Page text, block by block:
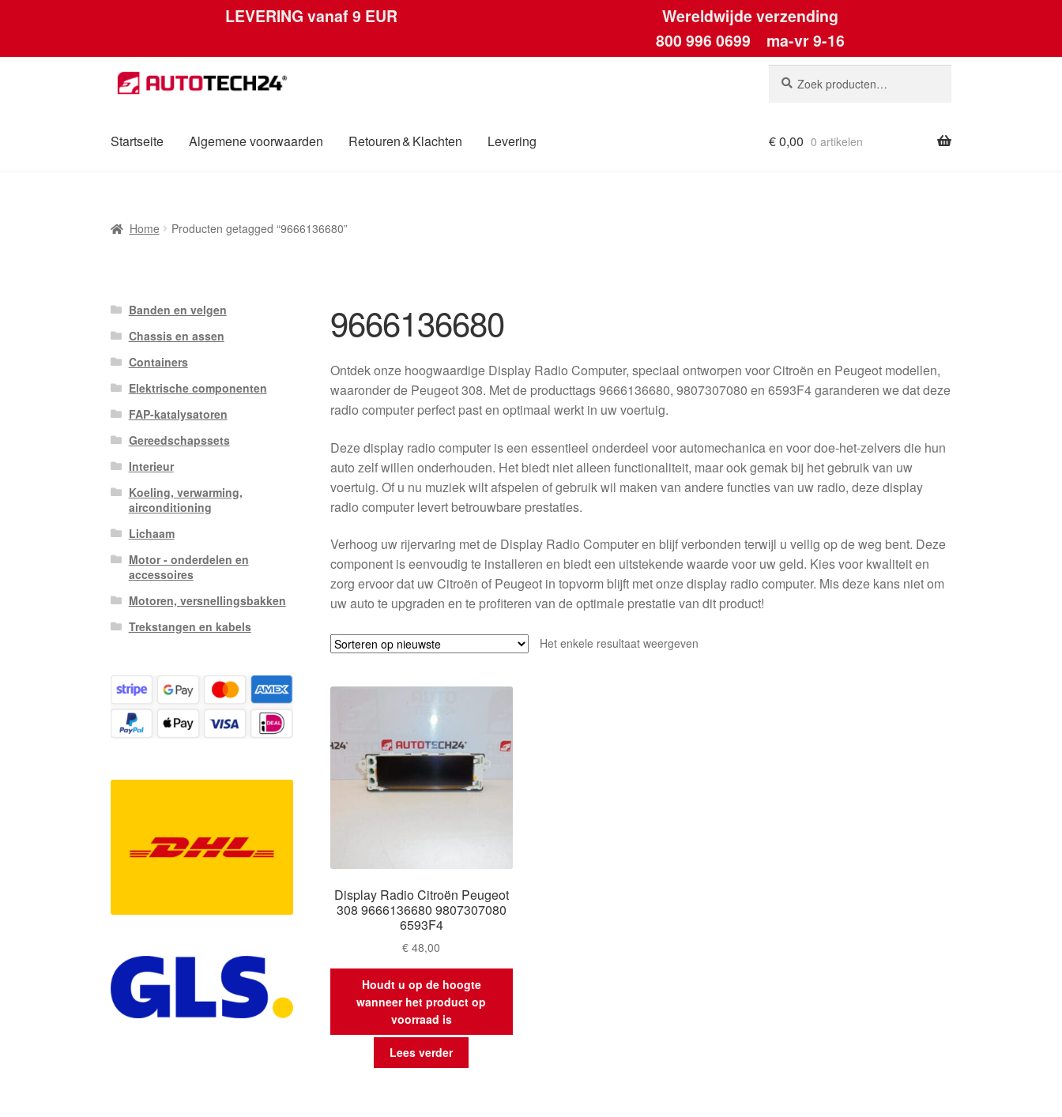
LEVERING vanaf 9 EUR
Wereldwijde verzending
800 996 0699 ma-vr 9-16
Ga
door
navigatie
Ga
naar
inhoud
naar:
Startseite Algemene voorwaarden Retouren & Klachten Levering
Over ons PrivacybeleidWereldwijde verzending
€0,00 0 artikelen
Home Producten getagged “9666136680”
9666136680
Ontdek onze hoogwaardige Display Radio Computer, speciaal ontworpen voor Citroën en Peugeot modellen,
waaronder de Peugeot 308. Met de producttags 9666136680, 9807307080 en 6593F4 garanderen we dat deze
radio computer perfect past en optimaal werkt in uw voertuig.
Deze display radio computer is een essentieel onderdeel voor automechanica en voor doe-het-zelvers die hun
auto zelf willen onderhouden. Het biedt niet alleen functionaliteit, maar ook gemak bij het gebruik van uw
voertuig. Of u nu muziek wilt afspelen of gebruik wil maken van andere functies van uw radio, deze display
radio computer levert betrouwbare prestaties.
Verhoog uw rijervaring met de Display Radio Computer en blijf verbonden terwijl u veilig op de weg bent. Deze
component is eenvoudig te installeren en biedt een uitstekende waarde voor uw geld. Kies voor kwaliteit en
zorg ervoor dat uw Citroën of Peugeot in topvorm blijft met onze display radio computer. Mis deze kans niet om
uw auto te upgraden en te profiteren van de optimale prestatie van dit product!
Het enkele resultaat weergeven
Display Radio Citroën Peugeot
308 9666136680 9807307080
6593F4
€ 48,00
Houdt u op de hoogte
wanneer het product op
voorraad is
Lees verder
Banden en velgen
Chassis en assen
Containers
Elektrische componenten
FAP-katalysatoren
Gereedschapssets
Interieur
Koeling, verwarming,
airconditioning
Lichaam
Motor - onderdelen en
accessoires
Motoren, versnellingsbakken
Trekstangen en kabels